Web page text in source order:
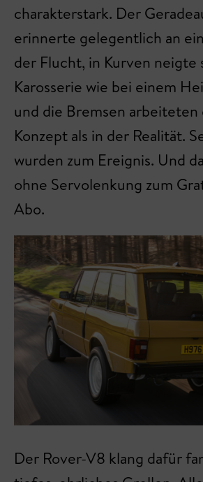
charakterstark. Der
erinnerte gelegentlich an
der Flucht, in Kurven neigte
Karosserie wie bei einem
und die Bremsen arbeiteten
Konzept als in der Realität.
wurden zum Ereignis. Und
ohne Servolenkung zum
Abo.
Der Rover-V8 klang dafür